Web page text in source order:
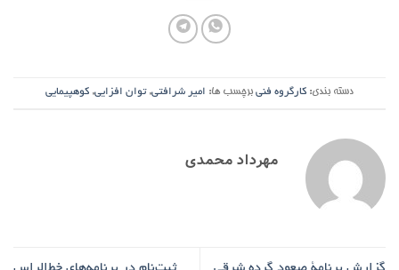
دسته بندی: کارگروه فنی برچسب ها: امیر شرافتی,توان افزایی, کوهپیمایی
مهرداد محمدی